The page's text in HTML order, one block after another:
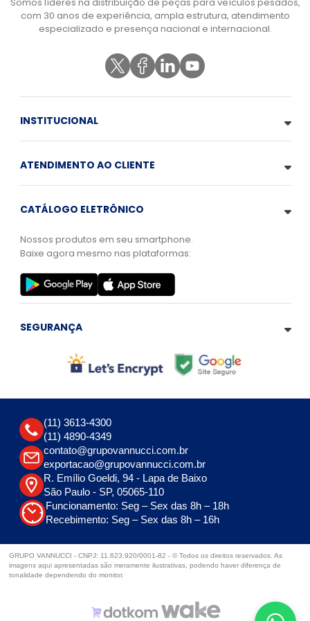
com 30 anos de experiência, ampla estrutura, atendimento
especializado e presença nacional e internacional.
INSTITUCIONAL
ATENDIMENTO AO CLIENTE
CATÁLOGO ELETRÔNICO
Nossos produtos em seu smartphone.
Baixe agora mesmo nas plataformas:
SEGURANÇA
(11) 3613-4300
(11) 4890-4349
contato@grupovannucci.com.br
exportacao@grupovannucci.com.br
R. Emílio Goeldi, 94 - Lapa de Baixo
São Paulo - SP, 05065-110
Funcionamento: Seg – Sex das 8h – 18h
Recebimento: Seg – Sex das 8h – 16h
GRUPO VANNUCCI - CNPJ: 11.623.920/0001-82 - © Todos os direitos reservados. As
imagens aqui apresentadas são meramente ilustrativas, podendo haver diferença de
tonalidade dependendo do monitor.